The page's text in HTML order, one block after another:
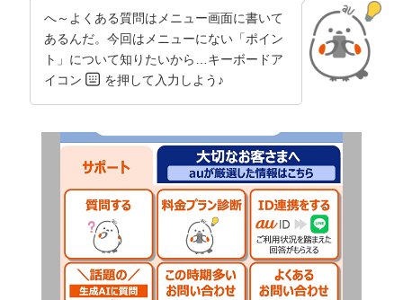
へ～よくある質問はメニュー画面に書いて
あるんだ。今回はメニューにない「ポイン
ト」について知りたいから…キーボードア
イコン
を押して入力しよう♪